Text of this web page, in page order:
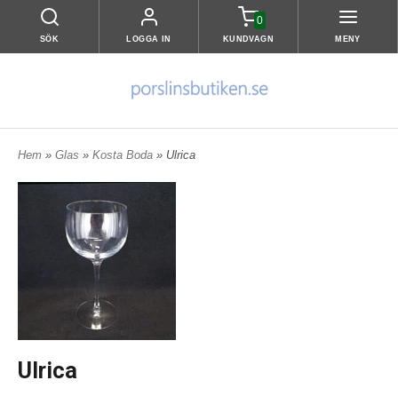
SÖK LOGGA IN
0
KUNDVAGN MENY
Hem » Glas » Kosta Boda » Ulrica
Ulrica